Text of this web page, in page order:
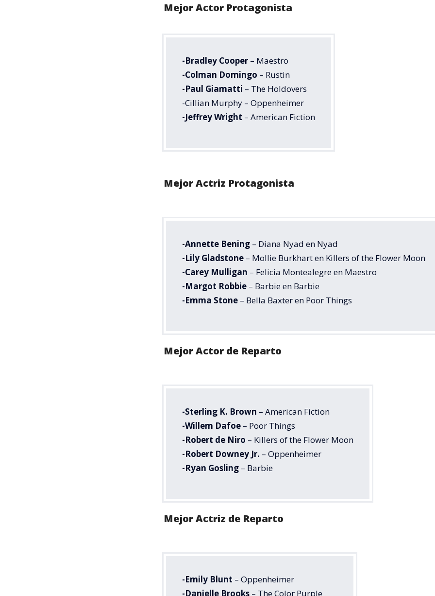
Mejor Actor Protagonista
-Bradley Cooper – Maestro
-Colman Domingo – Rustin
-Paul Giamatti – The Holdovers
-Cillian Murphy – Oppenheimer
-Jeffrey Wright – American Fiction
Mejor Actriz Protagonista
-Annette Bening – Diana Nyad en Nyad
-Lily Gladstone – Mollie Burkhart en Killers of the Flower Moon
-Carey Mulligan – Felicia Montealegre en Maestro
-Margot Robbie – Barbie en Barbie
-Emma Stone – Bella Baxter en Poor Things
Mejor Actor de Reparto
-Sterling K. Brown – American Fiction
-Willem Dafoe – Poor Things
-Robert de Niro – Killers of the Flower Moon
-Robert Downey Jr. – Oppenheimer
-Ryan Gosling – Barbie
Mejor Actriz de Reparto
-Emily Blunt – Oppenheimer
-Danielle Brooks – The Color Purple